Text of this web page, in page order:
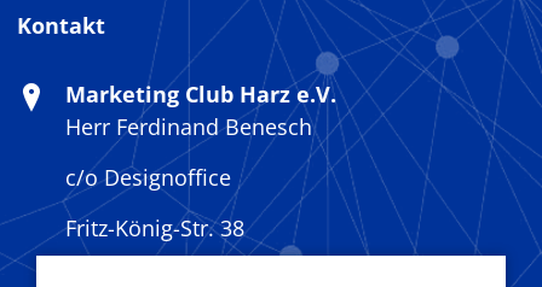
Kontakt
Marketing Club Harz e.V.
Herr Ferdinand Benesch
c/o Designoffice
Fritz-König-Str. 38